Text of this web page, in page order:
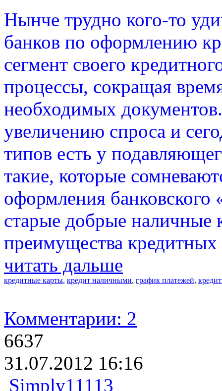
Нынче трудно кого-то
банков по оформлению
сегмент своего
процессы, сокращая
необходимых
увеличению спроса и
типов есть у
такие, которые
оформления банковского
старые добрые
преимущества
читать дальше
кредитные карты, кредит наличными, график платежей,
Комментарии: 2
6637
31.07.2012 16:16
Simply11113